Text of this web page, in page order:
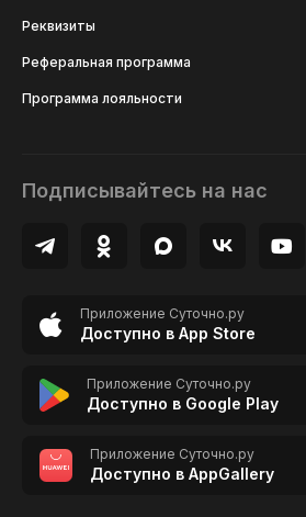
Реквизиты
Реферальная программа
Программа лояльности
Подписывайтесь на нас
Приложение Суточно.ру
Доступно в App Store
Приложение Суточно.ру
Доступно в Google Play
Приложение Суточно.ру
Доступно в AppGallery